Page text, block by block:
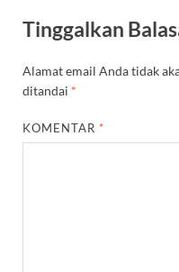
Tinggalkan
Alamat email Anda tidak
ditandai *
KOMENTAR *